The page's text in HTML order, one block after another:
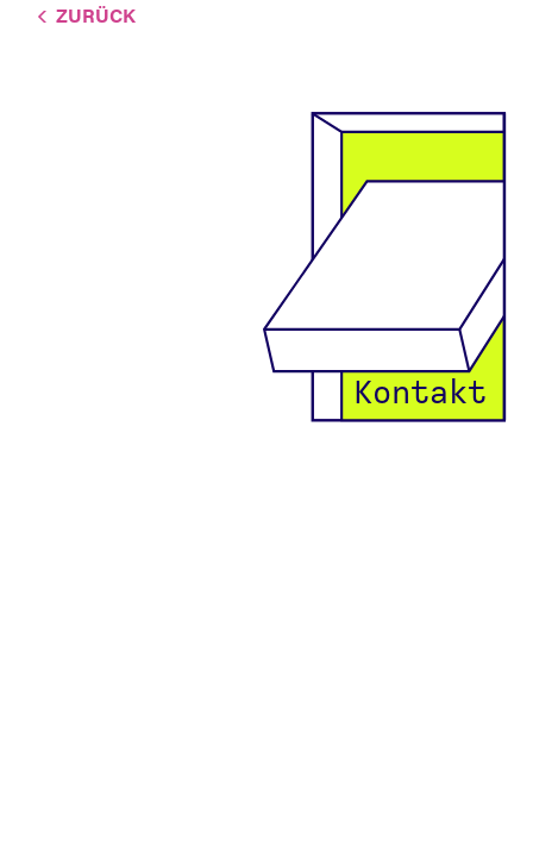
ZURÜCK
Kontakt